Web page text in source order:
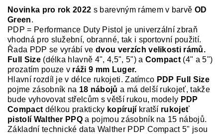
Novinka pro rok 2022 s barevným rámem v barvě OD
Green.
PDP = Performance Duty Pistol je univerzální zbraň
vhodná pro služební, obranné, tak i sportovní použití.
Řada PDP se vyrábí vedvou verzích velikosti rámů.
Full Size(délka hlavně 4", 4,5", 5") a Compact (4" a 5")
prozatím pouze v ráži 9 mm Luger.
Hlavní rozdíl je v délce rukojeti. Zatímco PDP Full Size
pojme zásobník na 18 nábojů a má delší rukojeť, takže
bude vyhovovat střelcům s větší rukou, modely PDP
Compact délkou prakticky kopírují kratší rukojeť
pistolí Walther PPQ a pojmou zásobník na 15 nábojů.
Základní technické data Walther PDP Compact 5" jsou